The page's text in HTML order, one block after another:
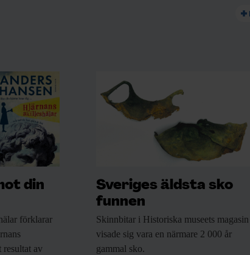
din
förklarar
resultat av
Sveriges äldsta sko
funnen
Skinnbitar i Historiska museets magasin
visade sig vara en närmare 2 000 år
gammal sko.